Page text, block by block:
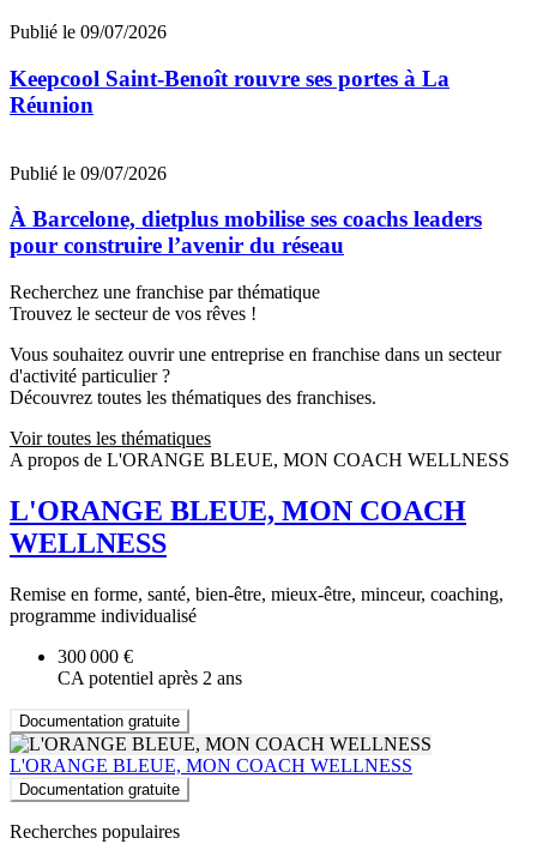
Publié le 09/07/2026
Keepcool Saint-Benoît rouvre ses portes à La
Réunion
Publié le 09/07/2026
À Barcelone, dietplus mobilise ses coachs leaders
pour construire l’avenir du réseau
Recherchez une franchise par thématique
Trouvez le secteur de vos rêves !
Vous souhaitez ouvrir une entreprise en franchise dans un secteur
d'activité particulier ?
Découvrez toutes les thématiques des franchises.
Voir toutes les thématiques
A propos de L'ORANGE BLEUE, MON COACH WELLNESS
L'ORANGE BLEUE, MON COACH
WELLNESS
Remise en forme, santé, bien-être, mieux-être, minceur, coaching,
programme individualisé
300 000 €
CA potentiel après 2 ans
Documentation gratuite
L'ORANGE BLEUE, MON COACH WELLNESS
Documentation gratuite
Recherches populaires